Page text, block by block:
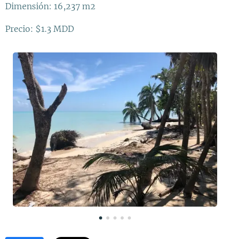
Dimensión: 16,237 m2
Precio: $1.3 MDD